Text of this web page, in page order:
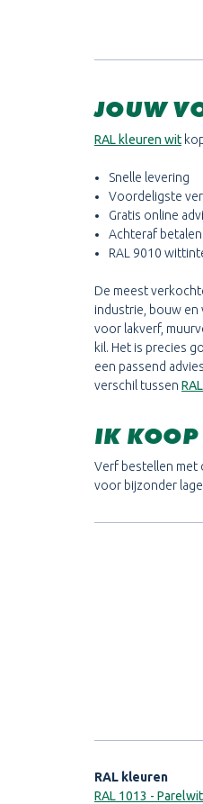
JOUW
RAL kleuren wit
Snelle levering
Voordeligste
Gratis online
Achteraf betalen
RAL 9010
De meest
industrie, bouw en
voor lakverf,
kil. Het is precies
een passend
verschil tussen
IK KOOP
Verf bestellen met
voor bijzonder
RAL kleuren
RAL 1013 - Parelwit